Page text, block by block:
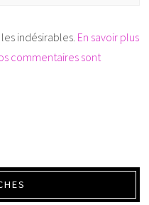
indésirables. En savoir plus
commentaires sont